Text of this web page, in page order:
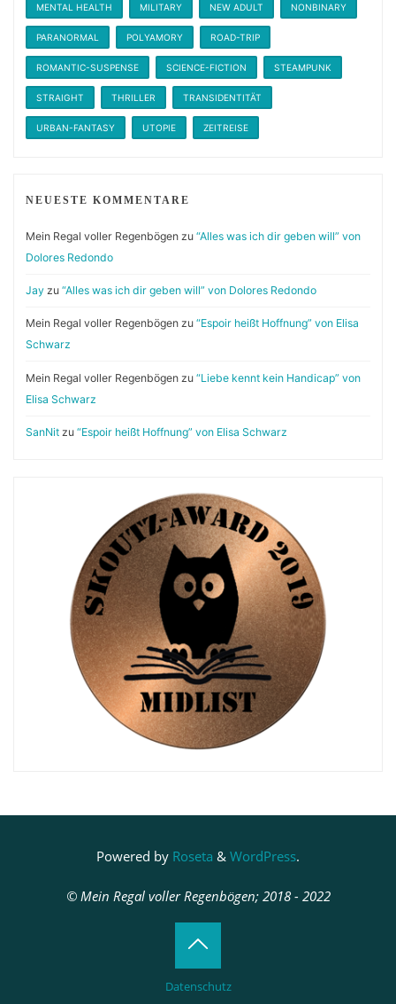
MENTAL HEALTH MILITARY NEW ADULT NONBINARY
PARANORMAL POLYAMORY ROAD-TRIP
ROMANTIC-SUSPENSE SCIENCE-FICTION STEAMPUNK
STRAIGHT THRILLER TRANSIDENTITÄT
URBAN-FANTASY UTOPIE ZEITREISE
NEUESTE KOMMENTARE
Mein Regal voller Regenbögenzu “Alles was ich dir geben will” von
Dolores Redondo
Jayzu “Alles was ich dir geben will” von Dolores Redondo
Mein Regal voller Regenbögenzu “Espoir heißt Hoffnung” von Elisa
Schwarz
Mein Regal voller Regenbögenzu “Liebe kennt kein Handicap” von
Elisa Schwarz
SanNitzu “Espoir heißt Hoffnung” von Elisa Schwarz
Powered by Roseta & WordPress.
© Mein Regal voller Regenbögen; 2018 - 2022
Datenschutz
Back